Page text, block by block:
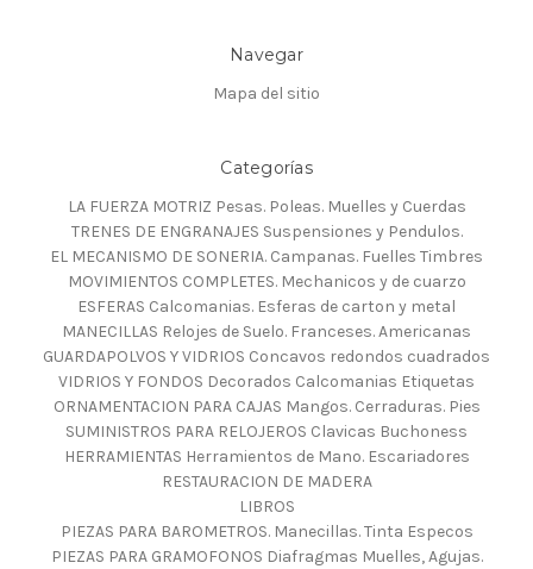
Navegar
Mapa del sitio
Categorías
LA FUERZA MOTRIZ Pesas. Poleas. Muelles y Cuerdas
TRENES DE ENGRANAJES Suspensiones y Pendulos.
EL MECANISMO DE SONERIA. Campanas. Fuelles Timbres
MOVIMIENTOS COMPLETES. Mechanicos y de cuarzo
ESFERAS Calcomanias. Esferas de carton y metal
MANECILLAS Relojes de Suelo. Franceses. Americanas
GUARDAPOLVOS Y VIDRIOS Concavos redondos cuadrados
VIDRIOS Y FONDOS Decorados Calcomanias Etiquetas
ORNAMENTACION PARA CAJAS Mangos. Cerraduras. Pies
SUMINISTROS PARA RELOJEROS Clavicas Buchoness
HERRAMIENTAS Herramientos de Mano. Escariadores
RESTAURACION DE MADERA
LIBROS
PIEZAS PARA BAROMETROS. Manecillas. Tinta Especos
PIEZAS PARA GRAMOFONOS Diafragmas Muelles, Agujas.